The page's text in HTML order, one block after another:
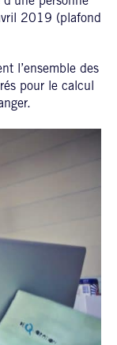
2019 (plafond
l’ensemble des
pour le calcul